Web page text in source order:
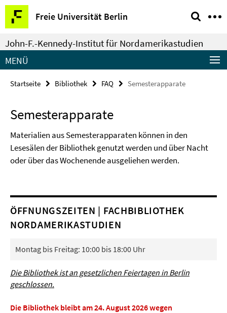
Springe
direkt
zu
Inhalt
Freie Universität Berlin
Service-
Navigation
John-F.-Kennedy-Institut für Nordamerikastudien
MENÜ
Startseite Bibliothek FAQ Semesterapparate
Semesterapparate
Materialien aus Semesterapparaten können in den
Lesesälen der Bibliothek genutzt werden und über Nacht
oder über das Wochenende ausgeliehen werden.
ÖFFNUNGSZEITEN | FACHBIBLIOTHEK
NORDAMERIKASTUDIEN
Montag bis Freitag: 10:00 bis 18:00 Uhr
Die Bibliothek ist an gesetzlichen Feiertagen in Berlin
geschlossen.
Die Bibliothek bleibt am 24. August 2026 wegen